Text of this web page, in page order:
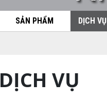
SẢN PHẨM DỊCH VỤ
DỊCH VỤ